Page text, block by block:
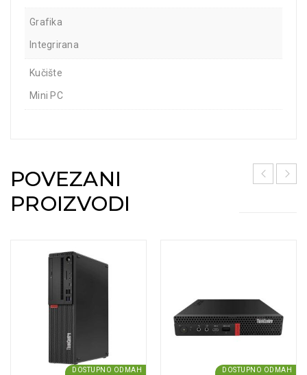
Grafika
Integrirana
Kučište
Mini PC
POVEZANI
PROIZVODI
DOSTUPNO ODMAH DOSTUPNO ODMAH